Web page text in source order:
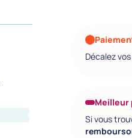
Décalez
Meilleur
Si vous